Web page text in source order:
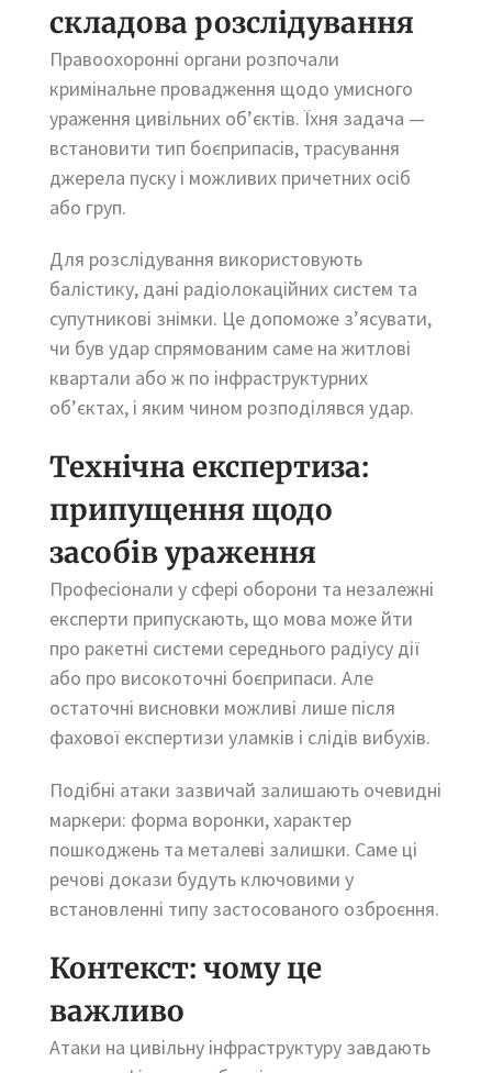
складова розслідування
Правоохоронні органи розпочали
кримінальне провадження щодо умисного
ураження цивільних об’єктів. Їхня задача —
встановити тип боєприпасів, трасування
джерела пуску і можливих причетних осіб
або груп.
Для розслідування використовують
балістику, дані радіолокаційних систем та
супутникові знімки. Це допоможе з’ясувати,
чи був удар спрямованим саме на житлові
квартали або ж по інфраструктурних
об’єктах, і яким чином розподілявся удар.
Технічна експертиза:
припущення щодо
засобів ураження
Професіонали у сфері оборони та незалежні
експерти припускають, що мова може йти
про ракетні системи середнього радіусу дії
або про високоточні боєприпаси. Але
остаточні висновки можливі лише після
фахової експертизи уламків і слідів вибухів.
Подібні атаки зазвичай залишають очевидні
маркери: форма воронки, характер
пошкоджень та металеві залишки. Саме ці
речові докази будуть ключовими у
встановленні типу застосованого озброєння.
Контекст: чому це
важливо
Атаки на цивільну інфраструктуру завдають